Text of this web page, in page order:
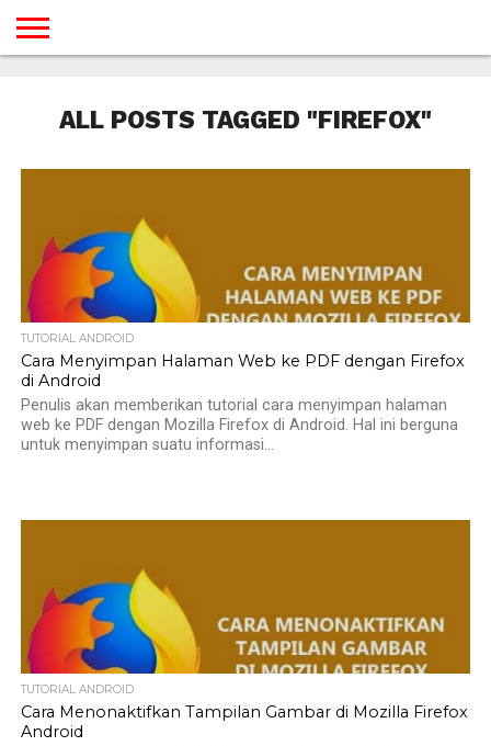
GAMES
DESAIN
ANDROID
IOS
YOUTUBE
INTERNET
WINDOWS
LINUX
MACINTOSH
MESSENGER
BLOGSPOT
WORDPRESS
PEMROGRAMAN
SEO
WEB
SERVER
ALL POSTS TAGGED "FIREFOX"
TUTORIAL ANDROID
Cara Menyimpan Halaman Web ke PDF dengan Firefox
di Android
Penulis akan memberikan tutorial cara menyimpan halaman
web ke PDF dengan Mozilla Firefox di Android. Hal ini berguna
untuk menyimpan suatu informasi...
TUTORIAL ANDROID
Cara Menonaktifkan Tampilan Gambar di Mozilla Firefox
Android